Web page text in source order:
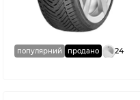
популярний продано 24